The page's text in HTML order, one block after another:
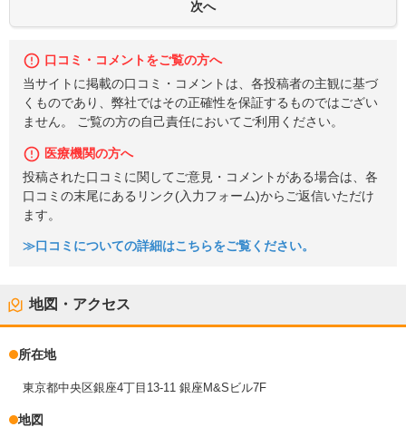
口コミ・コメントをご覧の方へ
当サイトに掲載の口コミ・コメントは、各投稿者の主観に基づ
くものであり、弊社ではその正確性を保証するものではござい
ません。 ご覧の方の自己責任においてご利用ください。
医療機関の方へ
投稿された口コミに関してご意見・コメントがある場合は、各
口コミの末尾にあるリンク(入力フォーム)からご返信いただけ
ます。
≫口コミについての詳細はこちらをご覧ください。
地図・アクセス
所在地
東京都中央区銀座4丁目13-11 銀座M&Sビル7F
地図